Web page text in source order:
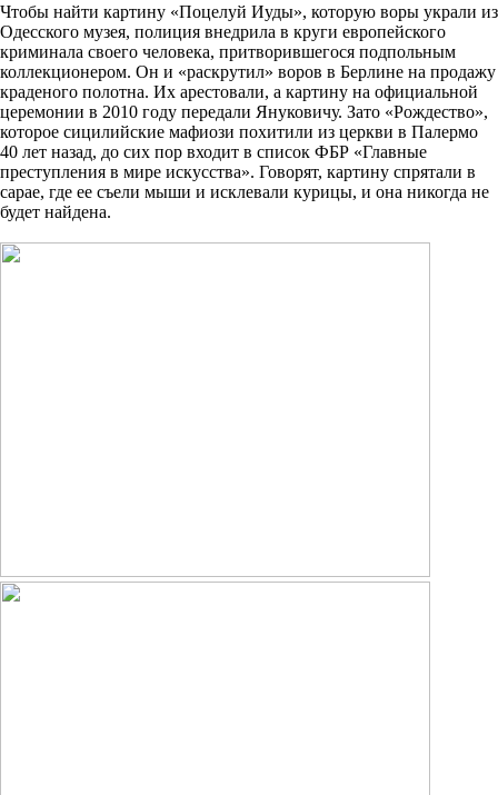
Чтобы найти картину «Поцелуй Иуды», которую воры украли из
Одесского музея, полиция внедрила в круги европейского
криминала своего человека, притворившегося подпольным
коллекционером. Он и «раскрутил» воров в Берлине на продажу
краденого полотна. Их арестовали, а картину на официальной
церемонии в 2010 году передали Януковичу. Зато «Рождество»,
которое сицилийские мафиози похитили из церкви в Палермо
40 лет назад, до сих пор входит в список ФБР «Главные
преступления в мире искусства». Говорят, картину спрятали в
сарае, где ее съели мыши и исклевали курицы, и она никогда не
будет найдена.